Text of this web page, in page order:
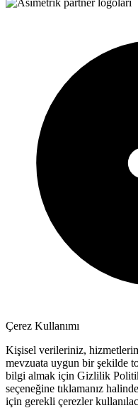
Çerez Kullanımı
Kişisel verileriniz,
mevzuata uygun bir şekilde
bilgi almak için Gizlilik
seçeneğine tıklamanız
için gerekli çerezler